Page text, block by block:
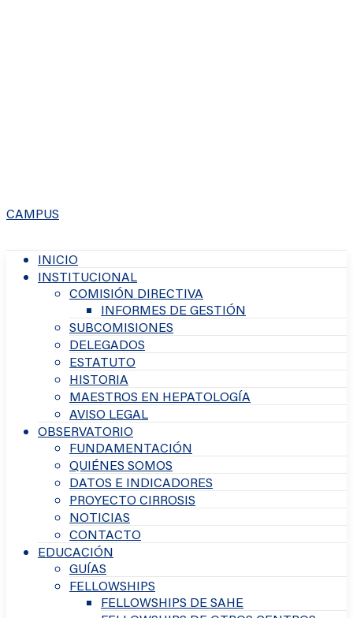
CAMPUS
INICIO
INSTITUCIONAL
COMISIÓN DIRECTIVA
INFORMES DE GESTIÓN
SUBCOMISIONES
DELEGADOS
ESTATUTO
HISTORIA
MAESTROS EN HEPATOLOGÍA
AVISO LEGAL
OBSERVATORIO
FUNDAMENTACIÓN
QUIÉNES SOMOS
DATOS E INDICADORES
PROYECTO CIRROSIS
NOTICIAS
CONTACTO
EDUCACIÓN
GUÍAS
FELLOWSHIPS
FELLOWSHIPS DE SAHE